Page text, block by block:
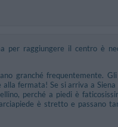
per raggiungere il centro è
granché frequentemente.
fermata! Se si arriva a
perché a piedi è
è stretto e passano